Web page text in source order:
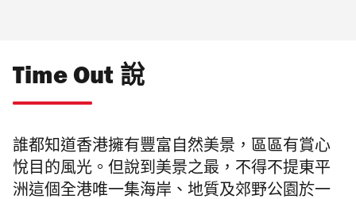
Time Out 說
誰都知道香港擁有豐富自然美景，區區有賞心
悅目的風光。但說到美景之最，不得不提東平
洲這個全港唯一集海岸、地質及郊野公園於一